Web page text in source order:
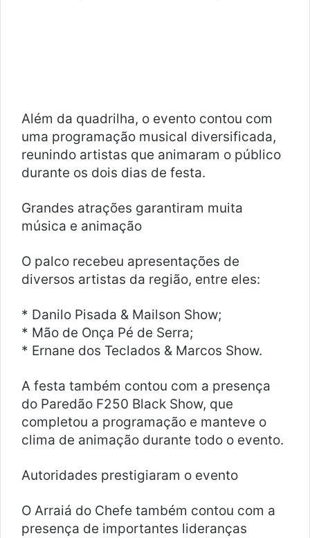
Além da quadrilha, o evento contou com
uma programação musical diversificada,
reunindo artistas que animaram o público
durante os dois dias de festa.
Grandes atrações garantiram muita
música e animação
O palco recebeu apresentações de
diversos artistas da região, entre eles:
* Danilo Pisada & Mailson Show;
* Mão de Onça Pé de Serra;
* Ernane dos Teclados & Marcos Show.
A festa também contou com a presença
do Paredão F250 Black Show, que
completou a programação e manteve o
clima de animação durante todo o evento.
Autoridades prestigiaram o evento
O Arraiá do Chefe também contou com a
presença de importantes lideranças